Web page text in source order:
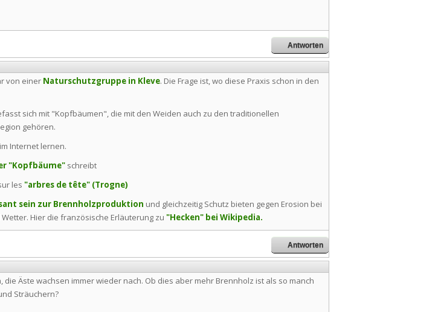
Antworten
von einer Naturschutzgruppe in Kleve. Die Frage ist, wo diese Praxis schon in den
sich mit "Kopfbäumen", die mit den Weiden auch zu den traditionellen
gehören.
Internet lernen.
"Kopfbäume" schreibt
les "arbres de tête" (Trogne)
sein zur Brennholzproduktion und gleichzeitig Schutz bieten gegen Erosion bei
Hier die französische Erläuterung zu "Hecken" bei Wikipedia.
Antworten
Äste wachsen immer wieder nach. Ob dies aber mehr Brennholz ist als so manch
Sträuchern?